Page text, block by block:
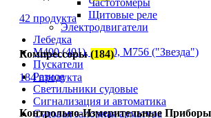
Частотомеры
Щитовые реле
Электродвигатели
Лебедка
М400 (401), М500, М756 ("Звезда")
Пускатели
Разное
Светильники судовые
Сигнализация и автоматика
Судовая запорная арматура
42 продукта
Компрессоры(184)
184 продукта
Контрольно-Измерительные